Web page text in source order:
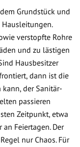
Grundstück und
verstopfte Rohre
und zu lästigen
Hausbesitzer
dann ist die
der Sanitär-
passieren
Zeitpunkt, etwa
Feiertagen. Der
nur Chaos. Für